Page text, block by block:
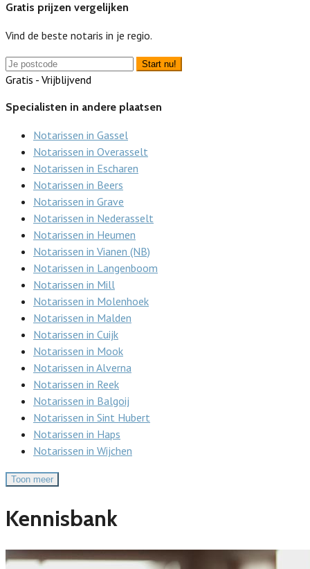
Gratis prijzen vergelijken
Vind de beste notaris in je regio.
Start nu!
Gratis - Vrijblijvend
Specialisten in andere plaatsen
Notarissen in Gassel
Notarissen in Overasselt
Notarissen in Escharen
Notarissen in Beers
Notarissen in Grave
Notarissen in Nederasselt
Notarissen in Heumen
Notarissen in Vianen (NB)
Notarissen in Langenboom
Notarissen in Mill
Notarissen in Molenhoek
Notarissen in Malden
Notarissen in Cuijk
Notarissen in Mook
Notarissen in Alverna
Notarissen in Reek
Notarissen in Balgoij
Notarissen in Sint Hubert
Notarissen in Haps
Notarissen in Wijchen
Toon meer
Kennisbank